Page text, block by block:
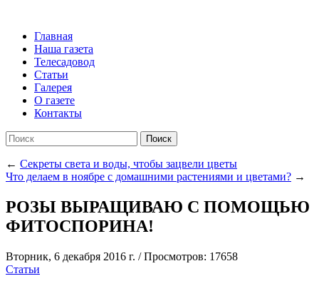
Главная
Наша газета
Телесадовод
Статьи
Галерея
О газете
Контакты
Поиск
← Секреты света и воды, чтобы зацвели цветы
Что делаем в ноябре с домашними растениями и цветами? →
РОЗЫ ВЫРАЩИВАЮ С ПОМОЩЬЮ
ФИТОСПОРИНА!
Вторник, 6 декабря 2016 г. /Просмотров: 17658
Статьи